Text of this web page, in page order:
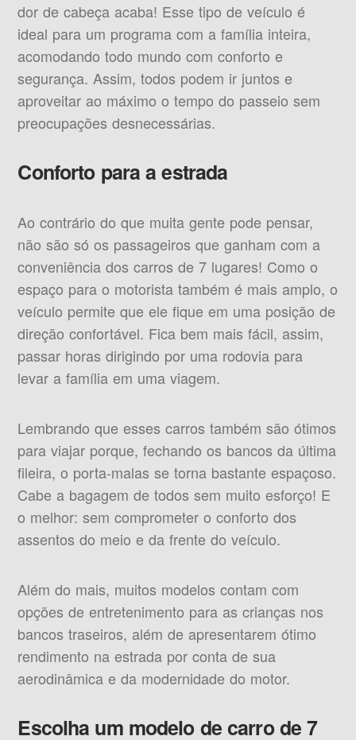
dor de cabeça acaba! Esse tipo de veículo é
ideal para um programa com a família inteira,
acomodando todo mundo com conforto e
segurança. Assim, todos podem ir juntos e
aproveitar ao máximo o tempo do passeio sem
preocupações desnecessárias.
Conforto para a estrada
Ao contrário do que muita gente pode pensar,
não são só os passageiros que ganham com a
conveniência dos carros de 7 lugares! Como o
espaço para o motorista também é mais amplo, o
veículo permite que ele fique em uma posição de
direção confortável. Fica bem mais fácil, assim,
passar horas dirigindo por uma rodovia para
levar a família em uma viagem.
Lembrando que esses carros também são ótimos
para viajar porque, fechando os bancos da última
fileira, o porta-malas se torna bastante espaçoso.
Cabe a bagagem de todos sem muito esforço! E
o melhor: sem comprometer o conforto dos
assentos do meio e da frente do veículo.
Além do mais, muitos modelos contam com
opções de entretenimento para as crianças nos
bancos traseiros, além de apresentarem ótimo
rendimento na estrada por conta de sua
aerodinâmica e da modernidade do motor.
Escolha um modelo de carro de 7